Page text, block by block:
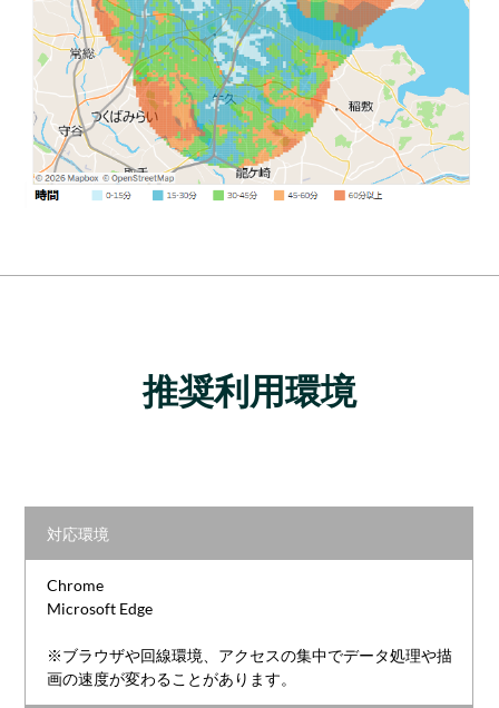
推奨利用環境
対応環境
Chrome
Microsoft Edge
※ブラウザや回線環境、アクセスの集中でデータ処理や描
画の速度が変わることがあります。